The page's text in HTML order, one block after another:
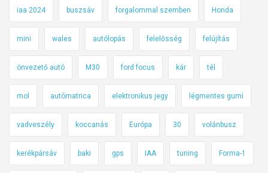
iaa 2024 buszsáv forgalommal szemben Honda
mini wales autólopás felelősség felújítás
önvezető autó M30 ford focus kár tél
mol autómatrica elektronikus jegy légmentes gumi
vadveszély koccanás Európa 30 volánbusz
kerékpársáv baki gps IAA tuning Forma-1